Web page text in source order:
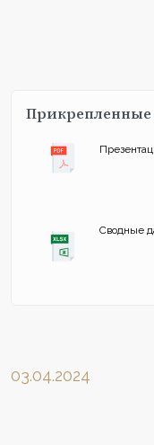
Сводные
03.04.2024